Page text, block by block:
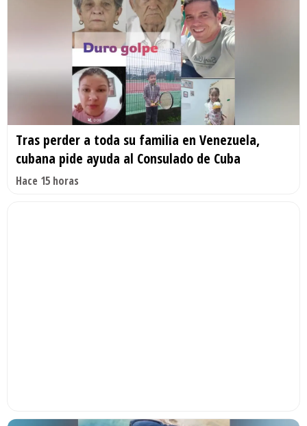
Tras perder a toda su familia en Venezuela,
cubana pide ayuda al Consulado de Cuba
Hace 15 horas